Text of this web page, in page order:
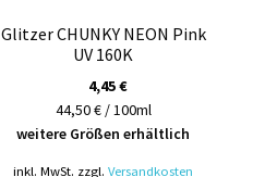
Glitzer CHUNKY NEON Pink
UV 160K
4,45€
44,50 € / 100ml
weitere Größen erhältlich
inkl. MwSt. zzgl.Versandkosten